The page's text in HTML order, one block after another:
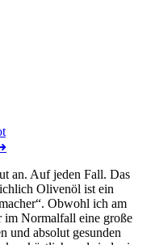
an. Auf jeden Fall. Das
Olivenöl ist ein
Obwohl ich am
im Normalfall eine große
und absolut gesunden